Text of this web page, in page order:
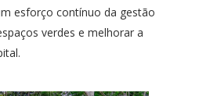
esforço contínuo da gestão
verdes e melhorar a